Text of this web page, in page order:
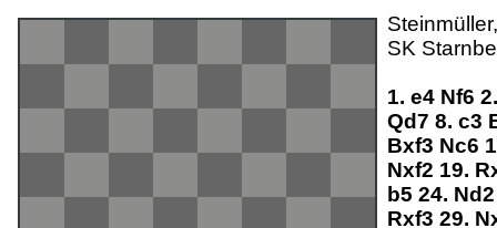
SK
1. e4 Nf6
Qd7 8. c3
Bxf3 Nc6
Nxf2 19.
b5 24.
Rxf3 29.